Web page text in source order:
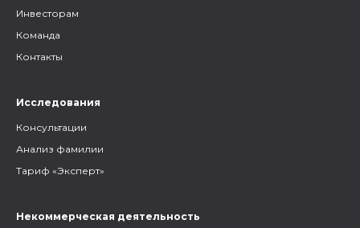
Инвесторам
Команда
Контакты
Исследования
Консультации
Анализ фамилии
Тариф «Эксперт»
Некоммерческая деятельность